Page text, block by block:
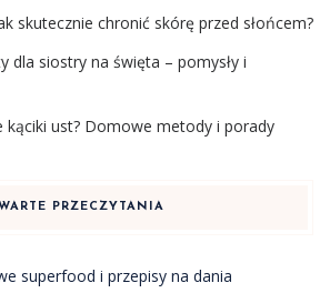
skutecznie chronić skórę przed słońcem?
dla siostry na święta – pomysły i
kąciki ust? Domowe metody i porady
WARTE PRZECZYTANIA
superfood i przepisy na dania